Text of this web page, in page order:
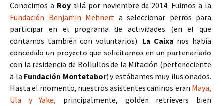
Conocimos a Royallá por noviembre de 2014. Fuimos a la
Fundación Benjamin Mehnert a seleccionar perros para
participar en el programa de actividades (en el que
contamos también con voluntarios). La Caixa nos había
concedido un proyecto que solicitamos en un partenariado
con la residencia de Bollullos de la Mitación (perteneciente
a la Fundación Montetabor) y estábamos muy ilusionados.
Hasta el momento, nuestros asistentes caninos eran Maya,
Ula y Yake, principalmente, golden retrievers bien